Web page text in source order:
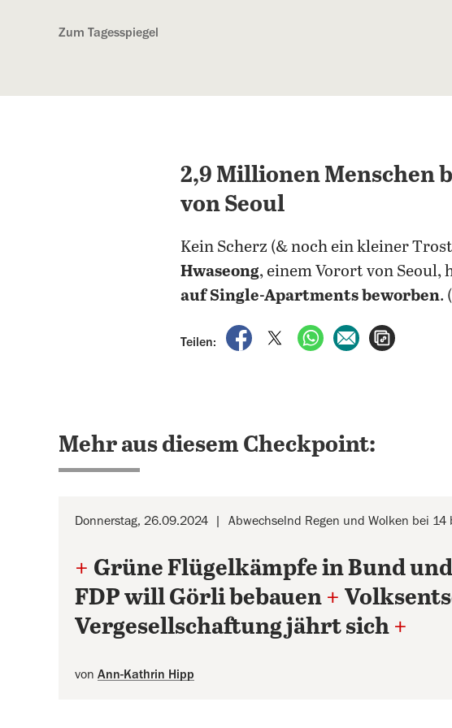
Zum Tagesspiegel
2,9 Millionen Menschen
von Seoul
Kein Scherz (& noch ein kleiner
Hwaseong, einem Vorort von Seoul,
auf Single-Apartments beworben.
Teilen:
auf Facebook teilen
auf X teilenper WhatsApp teilen
per E-Mail teilen
Mehr aus diesem Checkpoint:
Donnerstag, 26.09.2024 Abwechselnd Regen und Wolken bei 14
+ Grüne Flügelkämpfe in Bund
FDP will Görli bebauen +
Vergesellschaftung jährt sich +
von Ann-Kathrin Hipp